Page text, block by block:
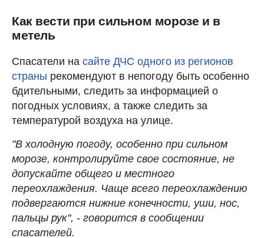
Как вести при сильном морозе и в
метель
Спасатели на сайте ДЧС одного из регионов
страны рекомендуют в непогоду быть особенно
бдительными, следить за информацией о
погодных условиях, а также следить за
температурой воздуха на улице.
"В холодную погоду, особенно при сильном
морозе, контролируйте свое состояние, не
допускайте общего и местного
переохлаждения. Чаще всего переохлаждению
подвергаются нижние конечности, уши, нос,
пальцы рук", - говорится в сообщении
спасателей.